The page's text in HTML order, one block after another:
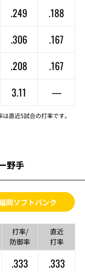
.249
.188
.306
.167
.208
.167
3.11 —
直近5試合の打率です。
野手
岡ソフトバンク
打率/
防御率
直近
打率
.333 .333